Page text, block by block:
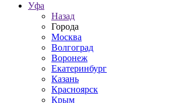
Уфа
Назад
Города
Москва
Волгоград
Воронеж
Екатеринбург
Казань
Красноярск
Крым